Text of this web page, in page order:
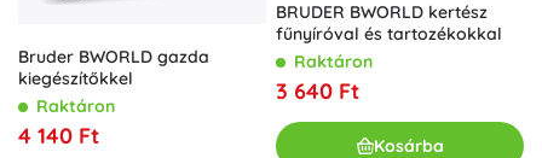
Bruder BWORLD gazda
kiegészítőkkel
Raktáron
4 140 Ft
BRUDER BWORLD kertész
fűnyíróval és tartozékokkal
Raktáron
3 640 Ft
Kosárba